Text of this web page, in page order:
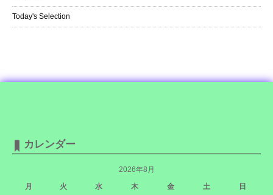
Today's Selection
カレンダー
2026年8月
月
火 水 木 金 土 日